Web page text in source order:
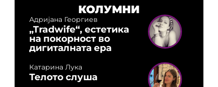
КОЛУМНИ
Адријана Георгиев
„Tradwife“, естетика
на покорност во
дигиталната ера
Катарина Лука
Телото слуша